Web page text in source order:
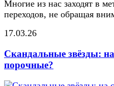
Многие из нас заходят в
переходов, не обращая
17.03.26
Скандальные звёзды:
порочные?